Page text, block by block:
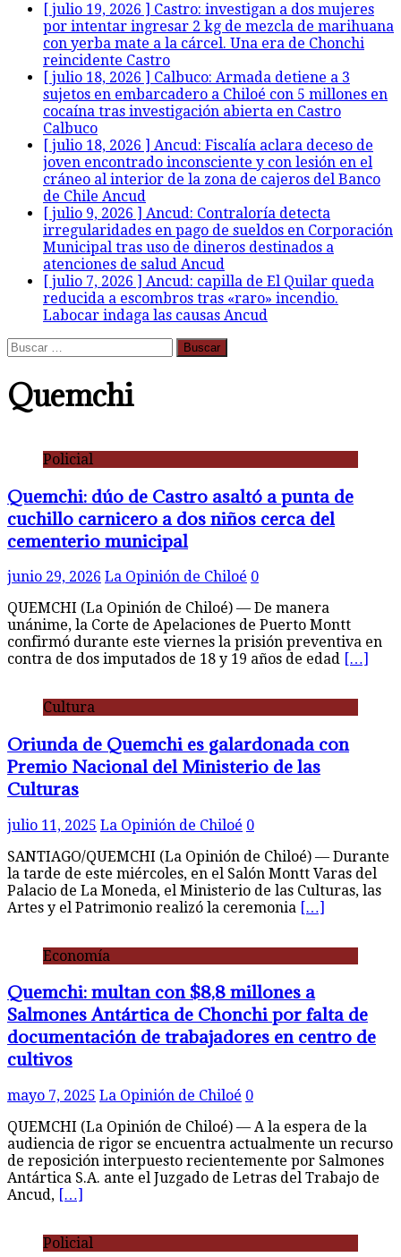
[ julio 19, 2026 ] Castro: investigan a dos mujeres
por intentar ingresar 2 kg de mezcla de marihuana
con yerba mate a la cárcel. Una era de Chonchi
reincidente Castro
[ julio 18, 2026 ] Calbuco: Armada detiene a 3
sujetos en embarcadero a Chiloé con 5 millones en
cocaína tras investigación abierta en Castro
Calbuco
[ julio 18, 2026 ] Ancud: Fiscalía aclara deceso de
joven encontrado inconsciente y con lesión en el
cráneo al interior de la zona de cajeros del Banco
de Chile Ancud
[ julio 9, 2026 ] Ancud: Contraloría detecta
irregularidades en pago de sueldos en Corporación
Municipal tras uso de dineros destinados a
atenciones de salud Ancud
[ julio 7, 2026 ] Ancud: capilla de El Quilar queda
reducida a escombros tras «raro» incendio.
Labocar indaga las causas Ancud
Buscar:
Quemchi
Policial
Quemchi: dúo de Castro asaltó a punta de
cuchillo carnicero a dos niños cerca del
cementerio municipal
junio 29, 2026 La Opinión de Chiloé 0
QUEMCHI (La Opinión de Chiloé) — De manera
unánime, la Corte de Apelaciones de Puerto Montt
confirmó durante este viernes la prisión preventiva en
contra de dos imputados de 18 y 19 años de edad […]
Cultura
Oriunda de Quemchi es galardonada con
Premio Nacional del Ministerio de las
Culturas
julio 11, 2025 La Opinión de Chiloé 0
SANTIAGO/QUEMCHI (La Opinión de Chiloé) — Durante
la tarde de este miércoles, en el Salón Montt Varas del
Palacio de La Moneda, el Ministerio de las Culturas, las
Artes y el Patrimonio realizó la ceremonia […]
Economía
Quemchi: multan con $8,8 millones a
Salmones Antártica de Chonchi por falta de
documentación de trabajadores en centro de
cultivos
mayo 7, 2025 La Opinión de Chiloé 0
QUEMCHI (La Opinión de Chiloé) — A la espera de la
audiencia de rigor se encuentra actualmente un recurso
de reposición interpuesto recientemente por Salmones
Antártica S.A. ante el Juzgado de Letras del Trabajo de
Ancud, […]
Policial